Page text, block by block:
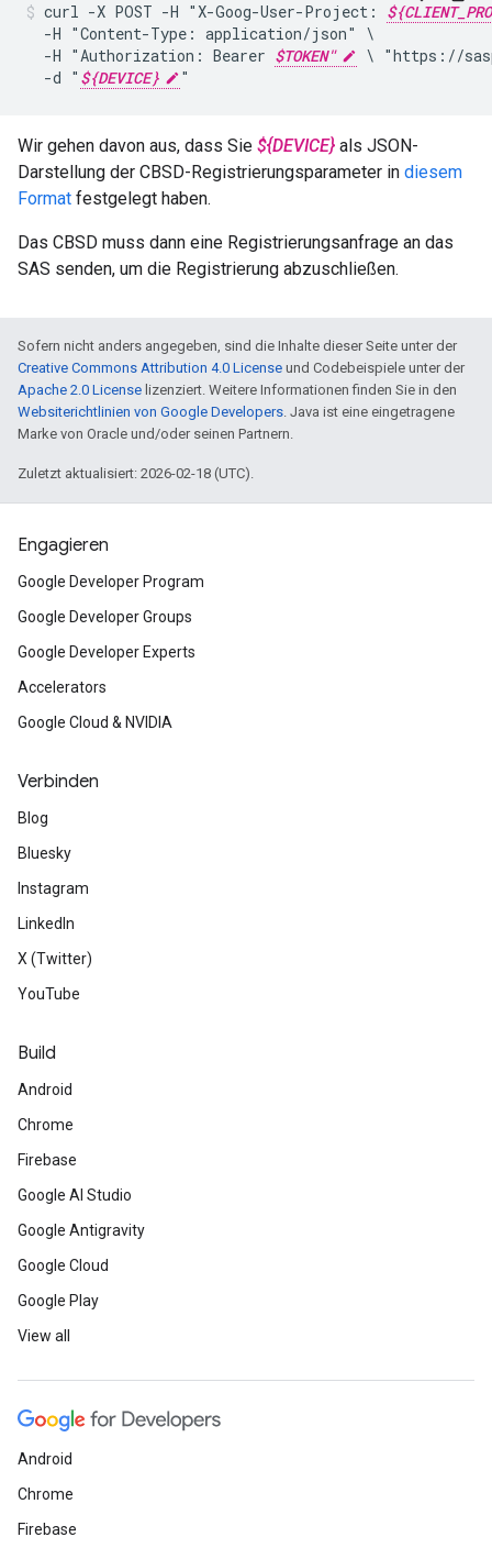
curl -X POST -H "X-Goog-User-Project:
-H "Content-Type: application/json"
-H "Authorization: Bearer $TOKEN" \ "https://
-d " ${DEVICE} "
Wir gehen davon aus, dass Sie ${DEVICE} als JSON-
Darstellung der CBSD-Registrierungsparameter in diesem
Format festgelegt haben.
Das CBSD muss dann eine Registrierungsanfrage an das
SAS senden, um die Registrierung abzuschließen.
Sofern nicht anders angegeben, sind die Inhalte dieser Seite unter der
Creative Commons Attribution 4.0 License und Codebeispiele unter der
Apache 2.0 License lizenziert. Weitere Informationen finden Sie in den
Websiterichtlinien von Google Developers. Java ist eine eingetragene
Marke von Oracle und/oder seinen Partnern.
Zuletzt aktualisiert: 2026-02-18 (UTC).
Engagieren
Google Developer Program
Google Developer Groups
Google Developer Experts
Accelerators
Google Cloud & NVIDIA
Verbinden
Blog
Bluesky
Instagram
LinkedIn
X (Twitter)
YouTube
Build
Android
Chrome
Firebase
Google AI Studio
Google Antigravity
Google Cloud
Google Play
View all
Android
Chrome
Firebase